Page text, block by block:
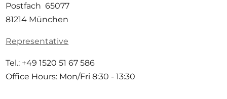
Postfach 65077
81214 München
Representative
Tel.: +49 1520 51 67 586
Office Hours: Mon/Fri 8:30 - 13:30